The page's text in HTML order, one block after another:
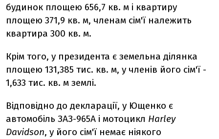
будинок площею 656,7 кв. м і квартиру
площею 371,9 кв. м, членам сім'ї належить
квартира 300 кв. м.
Крім того, у президента є земельна ділянка
площею 131,385 тис. кв. м, у членів його сім'ї -
1,633 тис. кв. м землі.
Відповідно до декларації, у Ющенко є
автомобіль ЗАЗ-965А і мотоцикл Harley
Davidson, у його сім'ї немає ніякого